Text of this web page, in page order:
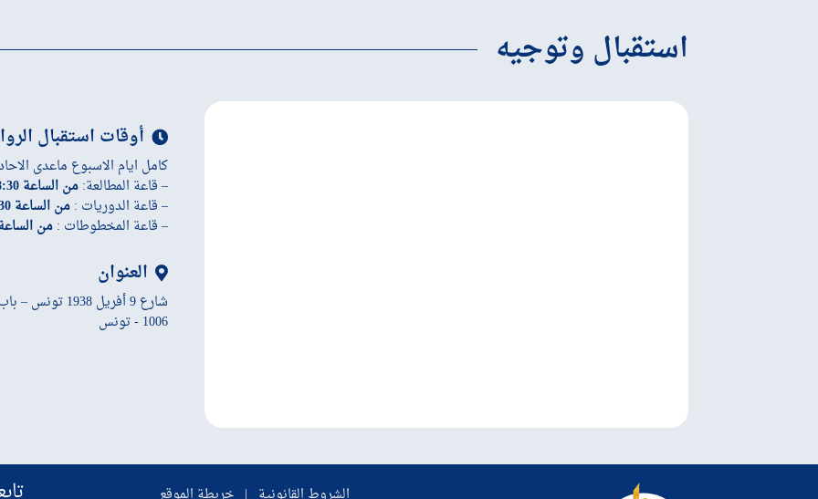
استقبال وتوجيه
أوقات استقبال
كامل ايام الاسبوع ماعدى
– قاعة المطالعة:من الساعة 8:30 إلى الساعة 19:45
– قاعة الدوريات :من الساعة 8:30 إلى الساعة 19:45
– قاعة المخطوطات :من الساعة 8:30 إلى الساعة
العنوان
شارع 9 أفريل 1938 تونس – باب سويقة
1006 - تونس